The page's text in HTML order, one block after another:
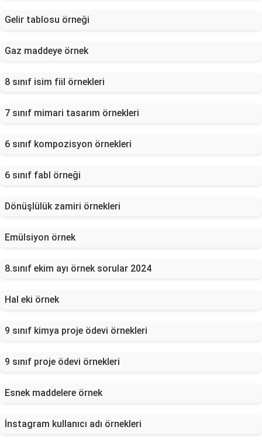
Gelir tablosu örneği
Gaz maddeye örnek
8 sınıf isim fiil örnekleri
7 sınıf mimari tasarım örnekleri
6 sınıf kompozisyon örnekleri
6 sınıf fabl örneği
Dönüşlülük zamiri örnekleri
Emülsiyon örnek
8.sınıf ekim ayı örnek sorular 2024
Hal eki örnek
9 sınıf kimya proje ödevi örnekleri
9 sınıf proje ödevi örnekleri
Esnek maddelere örnek
İnstagram kullanıcı adı örnekleri